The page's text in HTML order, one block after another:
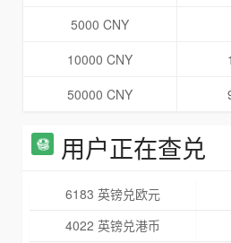
5000 CNY
10000 CNY
50000 CNY
用户正在查兑
6183 英镑兑欧元
4022 英镑兑港币